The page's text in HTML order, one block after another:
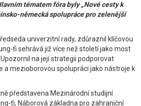
tématem fóra byly „Nové cesty k
německá spolupráce pro zelenější
univerzitní rady, zdůraznil klíčovou
ťi sehrává již více než století jako most
na její strategii podporovat
a mezioborovou spolupráci jako nástroje k
představena Mezinárodní studijní
ťi, Náborová základna pro zahraniční